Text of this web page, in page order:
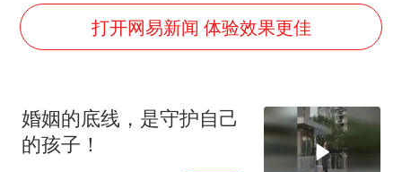
5万小车卖不动 微型代步车集体遇冷
手机真会“偷听”我们说话吗
上半年全球新能源乘用车销量1122万台
打开网易新闻 体验效果更佳
婚姻的底线，是守护自己
的孩子！